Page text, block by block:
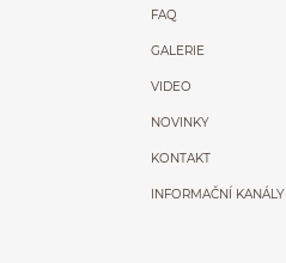
FAQ
GALERIE
VIDEO
NOVINKY
KONTAKT
INFORMAČNÍ KANÁLY